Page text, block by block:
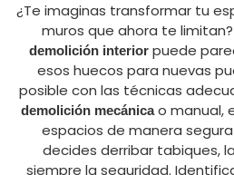
¿Te imaginas transformar tu
muros que ahora te
demolición interiorpuede
esos huecos para nuevas
posible con las técnicas
demolición mecánicao manual,
espacios de manera
decides derribar tabiques,
siempre la seguridad.